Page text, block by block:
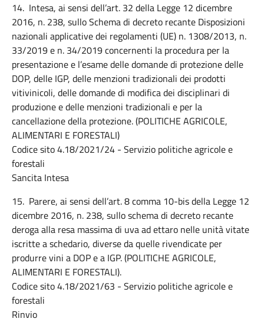
14. Intesa, ai sensi dell’art. 32 della Legge 12 dicembre
2016, n. 238, sullo Schema di decreto recante Disposizioni
nazionali applicative dei regolamenti (UE) n. 1308/2013, n.
33/2019 e n. 34/2019 concernenti la procedura per la
presentazione e l’esame delle domande di protezione delle
DOP, delle IGP, delle menzioni tradizionali dei prodotti
vitivinicoli, delle domande di modifica dei disciplinari di
produzione e delle menzioni tradizionali e per la
cancellazione della protezione. (POLITICHE AGRICOLE,
ALIMENTARI E FORESTALI)
Codice sito 4.18/2021/24 - Servizio politiche agricole e
forestali
Sancita Intesa
15. Parere, ai sensi dell’art. 8 comma 10-bis della Legge 12
dicembre 2016, n. 238, sullo schema di decreto recante
deroga alla resa massima di uva ad ettaro nelle unità vitate
iscritte a schedario, diverse da quelle rivendicate per
produrre vini a DOP e a IGP. (POLITICHE AGRICOLE,
ALIMENTARI E FORESTALI).
Codice sito 4.18/2021/63 - Servizio politiche agricole e
forestali
Rinvio